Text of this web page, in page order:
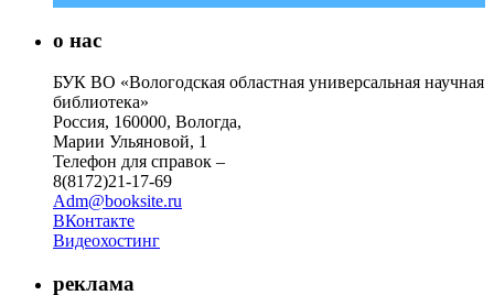
о нас
БУК ВО «Вологодская областная универсальная научная
библиотека»
Россия, 160000, Вологда,
Марии Ульяновой, 1
Телефон для справок –
8(8172)21-17-69
Adm@booksite.ru
ВКонтакте
Видеохостинг
реклама